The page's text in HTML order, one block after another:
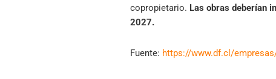
copropietario. Las obras deberían
2027.
Fuente: https://www.df.cl/